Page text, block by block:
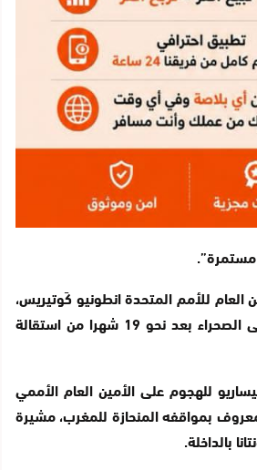
مستمرة”.
العام للأمم المتحدة انطونيو كَوتيريس،
تعيين رئيس الوزراء الروماني السابق بيتري رومان مبعوثا جديدا إلى الصحراء بعد نحو 19 شهرا من استقالة
للهجوم على الأمين العام الأممي
معروف بمواقفه المنحازة للمغرب، مشيرة
بالداخلة.